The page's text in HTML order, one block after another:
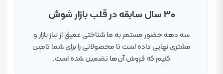
۳۰ سال سابقه در قلب بازار شوش
سه دهه حضور مستمر به ما شناختی عمیق از نیاز بازار و
مشتری نهایی داده است تا محصولاتی را برای شما تامین
کنیم که فروش آن‌ها تضمین شده است.